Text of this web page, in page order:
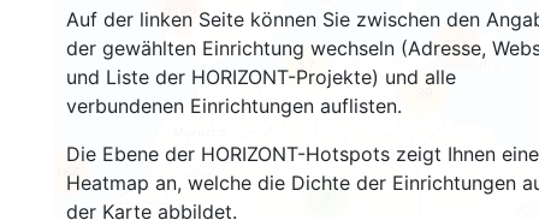
Auf der linken Seite können Sie zwischen den
der gewählten Einrichtung wechseln (Adresse,
und Liste der HORIZONT-Projekte) und alle
verbundenen Einrichtungen auflisten.
Die Ebene der HORIZONT-Hotspots zeigt Ihnen eine
Heatmap an, welche die Dichte der Einrichtungen
der Karte abbildet.
39
164
17
2182
371